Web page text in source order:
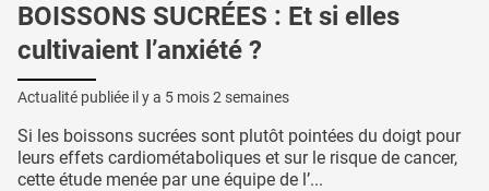
BOISSONS SUCRÉES : Et si elles
cultivaient l’anxiété ?
Actualité publiée il y a 5 mois 2 semaines
Si les boissons sucrées sont plutôt pointées du doigt pour
leurs effets cardiométaboliques et sur le risque de cancer,
cette étude menée par une équipe de l’...